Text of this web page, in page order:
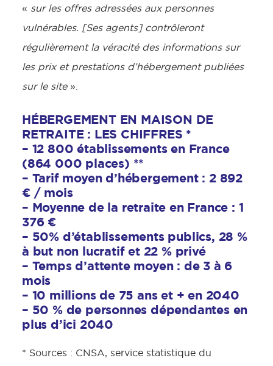
« sur les offres adressées aux personnes
vulnérables. [Ses agents] contrôleront
régulièrement la véracité des informations sur
les prix et prestations d’hébergement publiées
sur le site».
HÉBERGEMENT EN MAISON DE
RETRAITE : LES CHIFFRES *
– 12 800 établissements en France
(864 000 places) **
– Tarif moyen d’hébergement : 2 892
€ / mois
– Moyenne de la retraite en France : 1
376 €
– 50% d’établissements publics, 28 %
à but non lucratif et 22 % privé
– Temps d’attente moyen : de 3 à 6
mois
– 10 millions de 75 ans et + en 2040
– 50 % de personnes dépendantes en
plus d’ici 2040
* Sources : CNSA, service statistique du